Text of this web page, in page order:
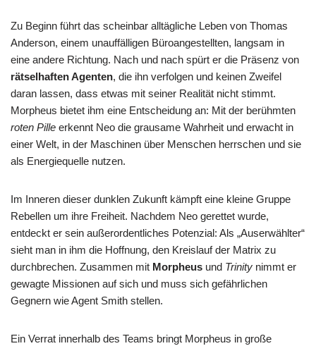
Zu Beginn führt das scheinbar alltägliche Leben von Thomas
Anderson, einem unauffälligen Büroangestellten, langsam in
eine andere Richtung. Nach und nach spürt er die Präsenz von
rätselhaften Agenten, die ihn verfolgen und keinen Zweifel
daran lassen, dass etwas mit seiner Realität nicht stimmt.
Morpheus bietet ihm eine Entscheidung an: Mit der berühmten
roten Pille erkennt Neo die grausame Wahrheit und erwacht in
einer Welt, in der Maschinen über Menschen herrschen und sie
als Energiequelle nutzen.
Im Inneren dieser dunklen Zukunft kämpft eine kleine Gruppe
Rebellen um ihre Freiheit. Nachdem Neo gerettet wurde,
entdeckt er sein außerordentliches Potenzial: Als „Auserwählter“
sieht man in ihm die Hoffnung, den Kreislauf der Matrix zu
durchbrechen. Zusammen mit Morpheus und Trinity nimmt er
gewagte Missionen auf sich und muss sich gefährlichen
Gegnern wie Agent Smith stellen.
Ein Verrat innerhalb des Teams bringt Morpheus in große